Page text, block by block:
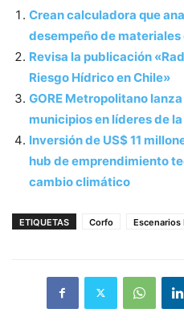
Crean calculadora que
desempeño de
Revisa la publicación
Riesgo Hídrico en Chile»
GORE Metropolitano
municipios en líderes de
Inversión de US$ 11
hub de emprendimiento
cambio climático
ETIQUETAS Corfo